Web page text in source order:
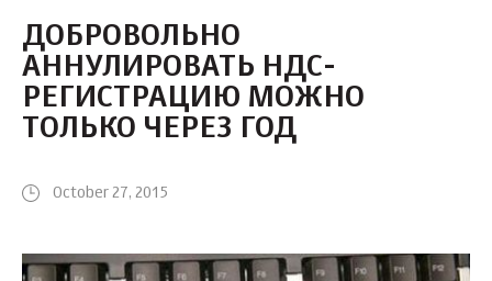
ДОБРОВОЛЬНО
АННУЛИРОВАТЬ НДС-
РЕГИСТРАЦИЮ МОЖНО
ТОЛЬКО ЧЕРЕЗ ГОД
October 27, 2015